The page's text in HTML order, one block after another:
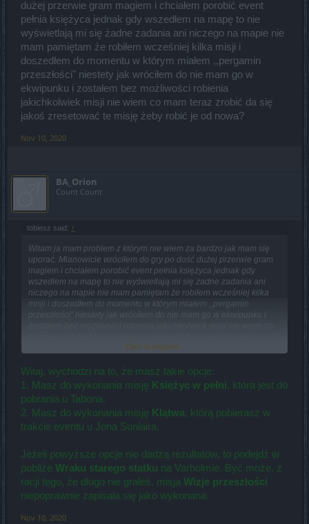
dużej przerwie gram magiem i chciałem porobić event
pełnia księżyca jednak gdy wszedłem na mapę to nie
wyświetlają mi się żadne zadania ani niczego na mapie nie
mam pamiętam że robiłem wcześniej kilka misji i
doszedłem do momentu w którym miałem ,,pergamin
przeszłości" niestety jak wróciłem do nie mam go w
ekwipunku i zostałem bez możliwości robienia
jakichkolwiek misji nie wiem co mam teraz zrobić da się
jakoś zresetować te misję żeby robić je od nowa?
Nov 10, 2020
BA_Orion
Count Count
tobiesz said: ↑
Witam ja mam problem z którym nie wiem za bardzo jak mam się
uporać. Mianowicie wróciłem do gry po dość dużej przerwie gram
magiem i chciałem porobić event pełnia księżyca jednak gdy
wszedłem na mapę to nie wyświetlają mi się żadne zadania ani
niczego na mapie nie mam pamiętam że robiłem wcześniej kilka
misji i doszedłem do momentu w którym miałem ,,pergamin
przeszłości" niestety jak wróciłem do nie mam go w ekwipunku i
Click to expand...
Witaj, wychodzi na to, że masz takie opcje:
1. Masz do wykonania misję Księżyc w pełni, która jest do
pobrania u Tabona.
2. Masz do wykonania misję Klątwa, którą pobierasz w
trakcie eventu u Jona Sunlaira.
Jeżeli powyższe opcje nie dadzą rezultatów, to podejdź w
pobliże Wraku starego statku na Varholmie. Być może, z
racji tego, że długo nie grałeś, misja Wizje przeszłości
niepoprawnie zapisała się jako wykonana.
Nov 10, 2020